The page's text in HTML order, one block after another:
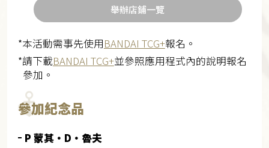
舉辦店鋪一覽
*本活動需事先使用BANDAI TCG+報名。
*請下載BANDAI TCG+並參照應用程式內的說明報名
參加。
參加紀念品
P 蒙其・D・魯夫